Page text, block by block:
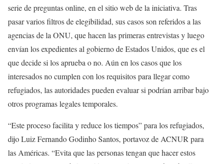
serie de preguntas online, en el sitio web de la iniciativa. Tras
pasar varios filtros de elegibilidad, sus casos son referidos a las
agencias de la ONU, que hacen las primeras entrevistas y luego
envían los expedientes al gobierno de Estados Unidos, que es el
que decide si los aprueba o no. Aún en los casos que los
interesados no cumplen con los requisitos para llegar como
refugiados, las autoridades pueden evaluar si podrían arribar bajo
otros programas legales temporales.
“Este proceso facilita y reduce los tiempos” para los refugiados,
dijo Luiz Fernando Godinho Santos, portavoz de ACNUR para
las Américas. “Evita que las personas tengan que hacer estos